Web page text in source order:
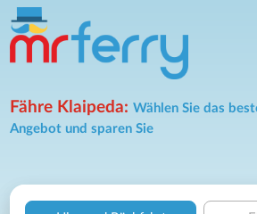
Fähre Klaipeda:Wählen Sie das
Angebot und sparen Sie